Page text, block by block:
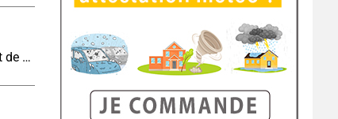
Vague de chaleur et canicule : vers un record inédit de chaleur durable en France